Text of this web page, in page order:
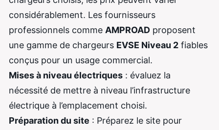
considérablement. Les fournisseurs
professionnels comme AMPROAD proposent
une gamme de chargeurs EVSE Niveau 2 fiables
conçus pour un usage commercial.
Mises à niveau électriques : évaluez la
nécessité de mettre à niveau l’infrastructure
électrique à l’emplacement choisi.
Préparation du site : Préparez le site pour